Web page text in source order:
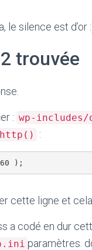
le silence est d’or
trouvée
: wp-includes/
:
cette ligne et
a codé en dur
paramètres.